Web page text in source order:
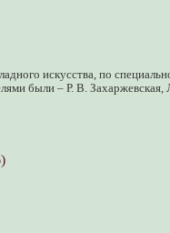
искусства, по
были – Р. В. Захаржевская,